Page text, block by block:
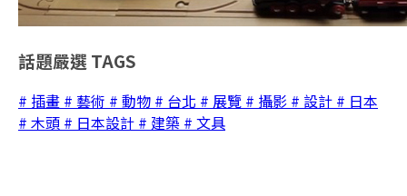
話題嚴選 TAGS
# 插畫 # 藝術 # 動物 # 台北 # 展覽 # 攝影 # 設計 # 日本
# 木頭 # 日本設計 # 建築 # 文具